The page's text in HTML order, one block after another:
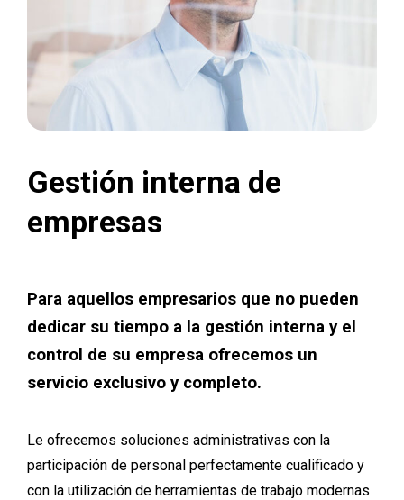
Gestión interna de
empresas
Para aquellos empresarios que no pueden
dedicar su tiempo a la gestión interna y el
control de su empresa ofrecemos un
servicio exclusivo y completo.
Le ofrecemos soluciones administrativas con la
participación de personal perfectamente cualificado y
con la utilización de herramientas de trabajo modernas